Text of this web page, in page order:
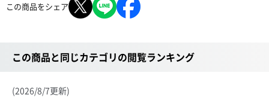
この商品をシェア
この商品と同じカテゴリの閲覧ランキング
(2026/8/7更新)